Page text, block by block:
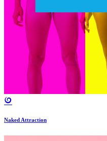
Naked Attraction